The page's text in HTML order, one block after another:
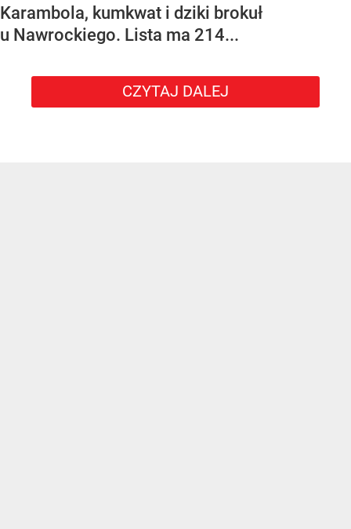
Karambola, kumkwat i dziki brokuł
u Nawrockiego. Lista ma 214...
CZYTAJ DALEJ